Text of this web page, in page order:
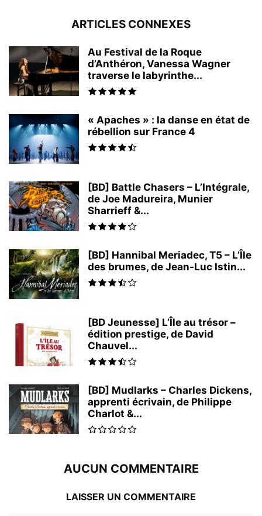
ARTICLES CONNEXES
Au Festival de la Roque
d’Anthéron, Vanessa Wagner
traverse le labyrinthe...
« Apaches » : la danse en état de
rébellion sur France 4
[BD] Battle Chasers – L’Intégrale,
de Joe Madureira, Munier
Sharrieff &...
[BD] Hannibal Meriadec, T5 – L’Île
des brumes, de Jean-Luc Istin...
[BD Jeunesse] L’Île au trésor –
édition prestige, de David
Chauvel...
[BD] Mudlarks – Charles Dickens,
apprenti écrivain, de Philippe
Charlot &...
AUCUN COMMENTAIRE
LAISSER UN COMMENTAIRE